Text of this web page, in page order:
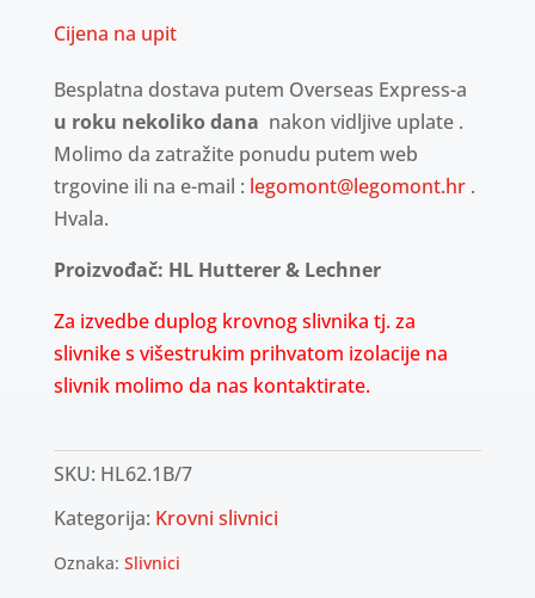
Cijena na upit
Besplatna dostava putem Overseas Express-a
u roku nekoliko dana nakon vidljive uplate .
Molimo da zatražite ponudu putem web
trgovine ili na e-mail : legomont@legomont.hr.
Hvala.
Proizvođač: HL Hutterer & Lechner
Za izvedbe duplog krovnog slivnika tj. za
slivnike s višestrukim prihvatom izolacije na
slivnik molimo da nas kontaktirate.
SKU: HL62.1B/7
Kategorija: Krovni slivnici
Oznaka: Slivnici